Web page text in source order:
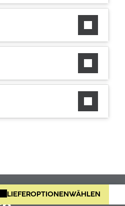
LIEFEROPTIONEN WÄHLEN